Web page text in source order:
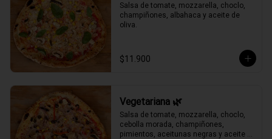
Salsa de tomate, mozzarella, choclo,
champiñones, albahaca y aceite de
oliva.
$11.900
Vegetariana 🌿
Salsa de tomate, mozzarella, choclo,
cebolla morada, champiñones,
pimientos, aceitunas negras y aceite